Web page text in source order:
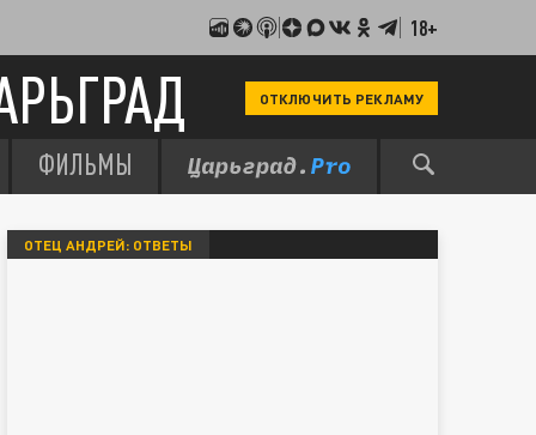
18+
ОТКЛЮЧИТЬ РЕКЛАМУ
ФИЛЬМЫ
ОТЕЦ АНДРЕЙ: ОТВЕТЫ